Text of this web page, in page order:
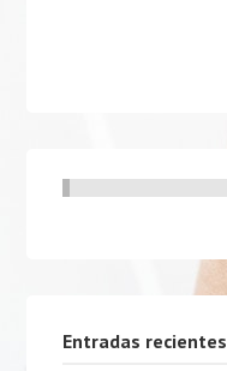
Entradas recientes